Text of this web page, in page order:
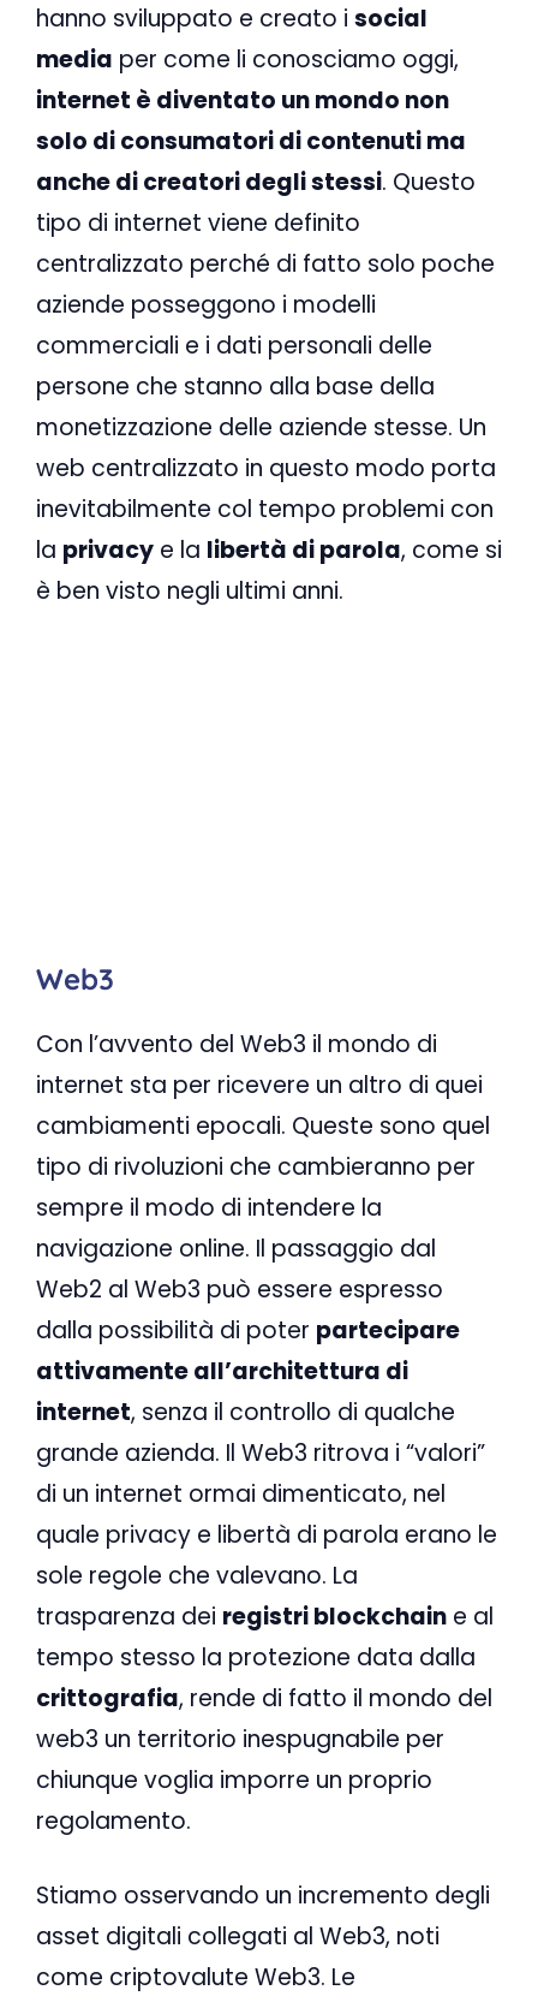
hanno sviluppato e creato i social
media per come li conosciamo oggi,
internet è diventato un mondo non
solo di consumatori di contenuti ma
anche di creatori degli stessi. Questo
tipo di internet viene definito
centralizzato perché di fatto solo poche
aziende posseggono i modelli
commerciali e i dati personali delle
persone che stanno alla base della
monetizzazione delle aziende stesse. Un
web centralizzato in questo modo porta
inevitabilmente col tempo problemi con
la privacy e la libertà di parola, come si
è ben visto negli ultimi anni.
Web3
Con l’avvento del Web3 il mondo di
internet sta per ricevere un altro di quei
cambiamenti epocali. Queste sono quel
tipo di rivoluzioni che cambieranno per
sempre il modo di intendere la
navigazione online. Il passaggio dal
Web2 al Web3 può essere espresso
dalla possibilità di poter partecipare
attivamente all’architettura di
internet, senza il controllo di qualche
grande azienda. Il Web3 ritrova i “valori”
di un internet ormai dimenticato, nel
quale privacy e libertà di parola erano le
sole regole che valevano. La
trasparenza dei registri blockchain e al
tempo stesso la protezione data dalla
crittografia, rende di fatto il mondo del
web3 un territorio inespugnabile per
chiunque voglia imporre un proprio
regolamento.
Stiamo osservando un incremento degli
asset digitali collegati al Web3, noti
come criptovalute Web3. Le